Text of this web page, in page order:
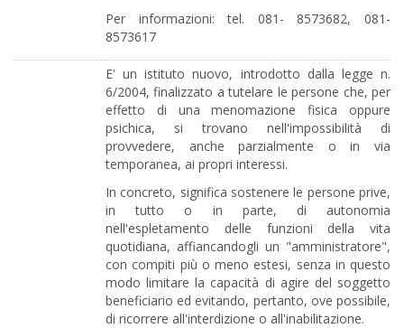
Per informazioni: tel. 081- 8573682, 081-
8573617
E' un istituto nuovo, introdotto dalla legge n.
6/2004, finalizzato a tutelare le persone che, per
effetto di una menomazione fisica oppure
psichica, si trovano nell'impossibilità di
provvedere, anche parzialmente o in via
temporanea, ai propri interessi.
In concreto, significa sostenere le persone prive,
in tutto o in parte, di autonomia
nell'espletamento delle funzioni della vita
quotidiana, affiancandogli un "amministratore",
con compiti più o meno estesi, senza in questo
modo limitare la capacità di agire del soggetto
beneficiario ed evitando, pertanto, ove possibile,
di ricorrere all'interdizione o all'inabilitazione.